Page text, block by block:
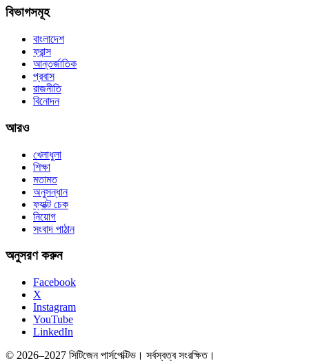
বিভাগসমূহ
বাংলাদেশ
ফ্রান্স
আন্তর্জাতিক
প্রবাস
রাজনীতি
বিনোদন
আরও
খেলাধুলা
শিক্ষা
মতামত
অনুসন্ধান
ফ্যাক্ট চেক
নিয়োগ
সংবাদ পাঠান
অনুসরণ করুন
Facebook
X
Instagram
YouTube
LinkedIn
© 2026–2027 সিটিজেন পার্সপেক্টিভ। সর্বস্বত্ব সংরক্ষিত।